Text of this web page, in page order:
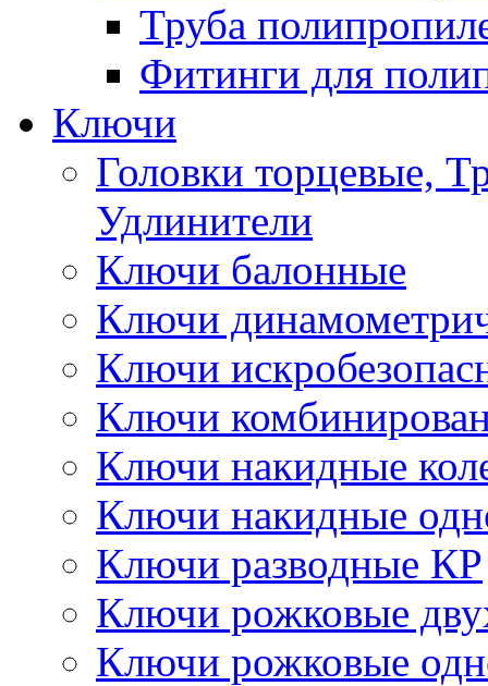
Труба
Фитинги для
Ключи
Головки торцевые,
Удлинители
Ключи балонные
Ключи
Ключи
Ключи
Ключи накидные
Ключи накидные
Ключи разводные КР
Ключи рожковые
Ключи рожковые